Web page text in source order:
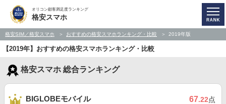
オリコン顧客満足度ランキング
格安スマホ
格安SIM／格安スマホ おすすめの格安スマホランキング・比較 2019年版
【2019年】おすすめの格安スマホランキング・比較
格安スマホ 総合ランキング
BIGLOBEモバイル 67.22点